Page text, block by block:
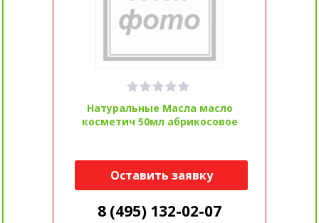
Натуральные Масла масло
косметич 50мл абрикосовое
Оставить заявку
8 (495) 132-02-07